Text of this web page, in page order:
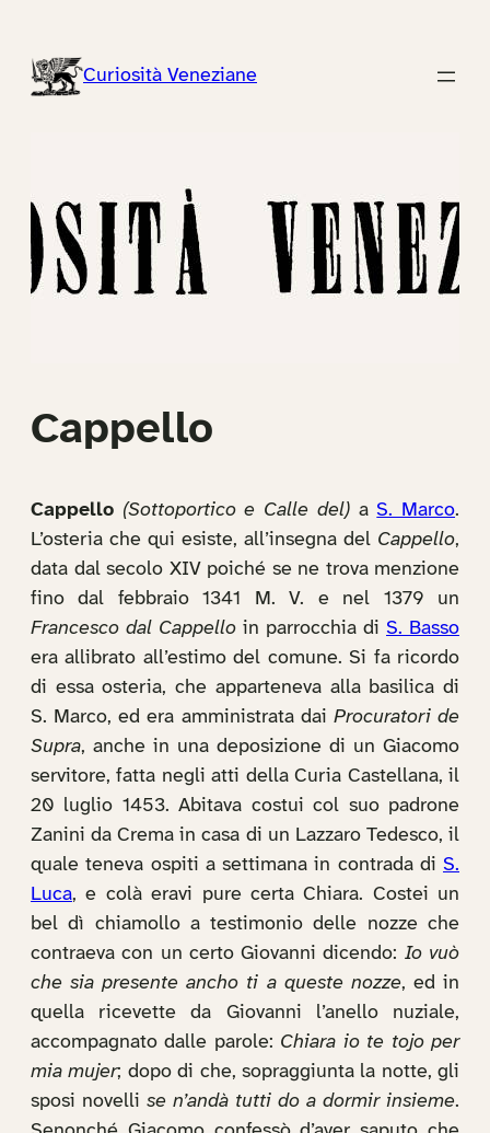
contenutoCuriosità Veneziane
Cappello
Cappello (Sottoportico e Calle del)aS. Marco.
L’osteria che qui esiste, all’insegna del Cappello,
data dal secolo XIV poiché se ne trova menzione
fino dal febbraio 1341 M. V. e nel 1379 un
Francesco dal Cappello in parrocchia di S. Basso
era allibrato all’estimo del comune. Si fa ricordo
di essa osteria, che apparteneva alla basilica di
S. Marco, ed era amministrata dai Procuratori de
Supra, anche in una deposizione di un Giacomo
servitore, fatta negli atti della Curia Castellana, il
20 luglio 1453. Abitava costui col suo padrone
Zanini da Crema in casa di un Lazzaro Tedesco, il
quale teneva ospiti a settimana in contrada di S.
Luca, e colà eravi pure certa Chiara. Costei un
bel dì chiamollo a testimonio delle nozze che
contraeva con un certo Giovanni dicendo: Io vuò
che sia presente ancho ti a queste nozze, ed in
quella ricevette da Giovanni l’anello nuziale,
accompagnato dalle parole: Chiara io te tojo per
mia mujer; dopo di che, sopraggiunta la notte, gli
sposi novelli se n’andà tutti do a dormir insieme.